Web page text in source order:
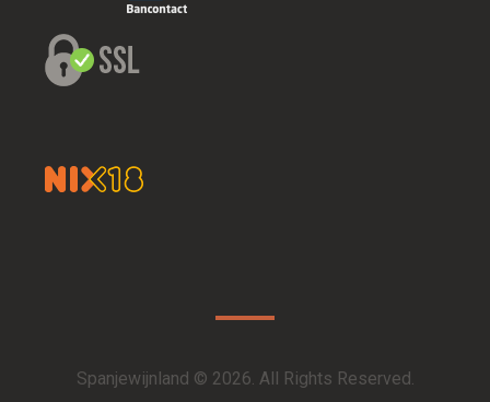
Spanjewijnland © 2026. All Rights Reserved.